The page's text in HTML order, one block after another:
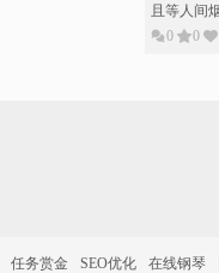
且等人间
0
0
任务赏金 SEO优化 在线钢琴